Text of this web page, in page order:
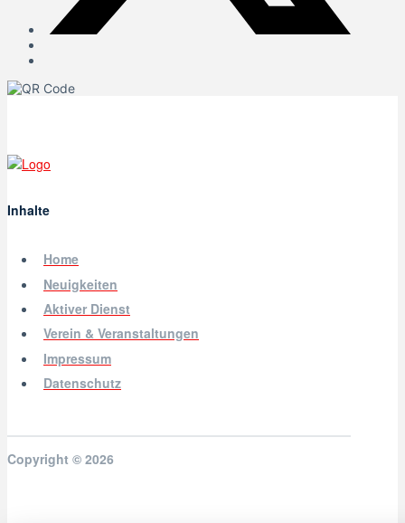
Inhalte
Home
Neuigkeiten
Aktiver Dienst
Verein & Veranstaltungen
Impressum
Datenschutz
Copyright © 2026